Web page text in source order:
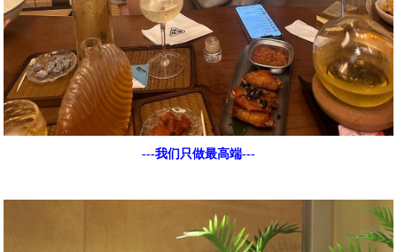
---我们只做最高端---